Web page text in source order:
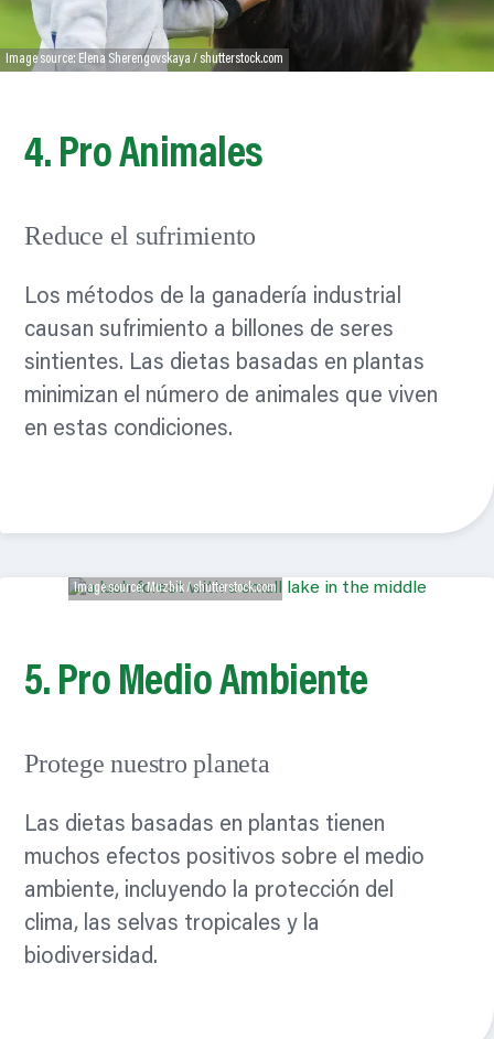
Image source: Elena Sherengovskaya / shutterstock.com
4. ProAnimales
Reduce el sufrimiento
Los métodos de la ganadería industrial
causan sufrimiento a billones de seres
sintientes. Las dietas basadas en plantas
minimizan el número de animales que viven
en estas condiciones.
Image source: Muzhik / shutterstock.com
5. Pro Medio Ambiente
Protege nuestro planeta
Las dietas basadas en plantas tienen
muchos efectos positivos sobre el medio
ambiente, incluyendo la protección del
clima, las selvas tropicales y la
biodiversidad.